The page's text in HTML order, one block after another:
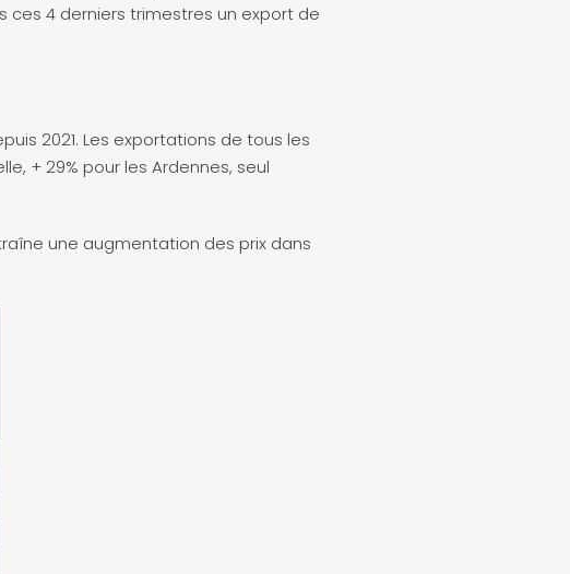
ces 4 derniers trimestres un export de
2021. Les exportations de tous les
+ 29% pour les Ardennes, seul
une augmentation des prix dans